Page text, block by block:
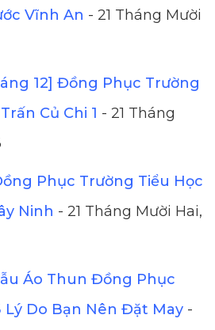
Vĩnh An - 21 Tháng Mười
12] Đồng Phục Trường
Củ Chi 1 - 21 Tháng
Phục Trường Tiểu Học
Ninh - 21 Tháng Mười Hai,
Áo Thun Đồng Phục
Lý Do Bạn Nên Đặt May -